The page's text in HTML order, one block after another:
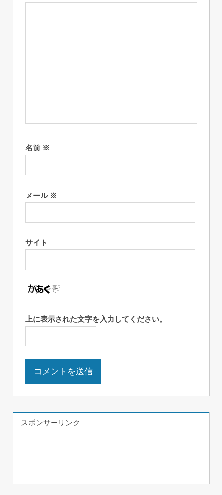
名前 ※
メール ※
サイト
上に表示された文字を入力してください。
スポンサーリンク